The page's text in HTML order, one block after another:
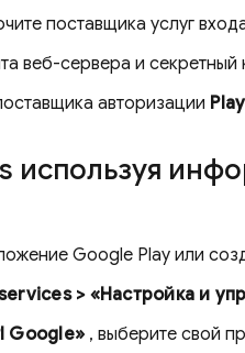
поставщика услуг
веб-сервера и
авторизации
используя
Google Play или
> «Настройка и
Google» , выберите свой